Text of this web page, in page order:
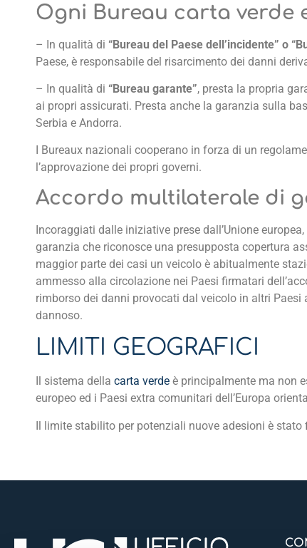
Ogni Bureau carta verde
– In qualità di “Bureau del Paese dell’incidente” o
Paese, è responsabile del risarcimento dei danni
– In qualità di “Bureau garante”, presta la propria
ai propri assicurati. Presta anche la garanzia sulla
Serbia e Andorra.
I Bureaux nazionali cooperano in forza di un
l’approvazione dei propri governi.
Accordo multilaterale di
Incoraggiati dalle iniziative prese dall’Unione
garanzia che riconosce una presupposta copertura
maggior parte dei casi un veicolo è abitualmente
ammesso alla circolazione nei Paesi firmatari
rimborso dei danni provocati dal veicolo in altri
dannoso.
LIMITI GEOGRAFICI
Il sistema dellacarta verde è principalmente ma non
europeo ed i Paesi extra comunitari dell’Europa
Il limite stabilito per potenziali nuove adesioni è